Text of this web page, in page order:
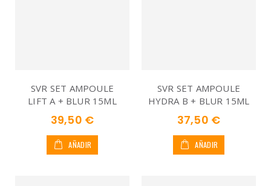
SVR SET AMPOULE
LIFT A + BLUR 15ML
39,50 €
AÑADIR
SVR SET AMPOULE
HYDRA B + BLUR 15ML
37,50 €
AÑADIR